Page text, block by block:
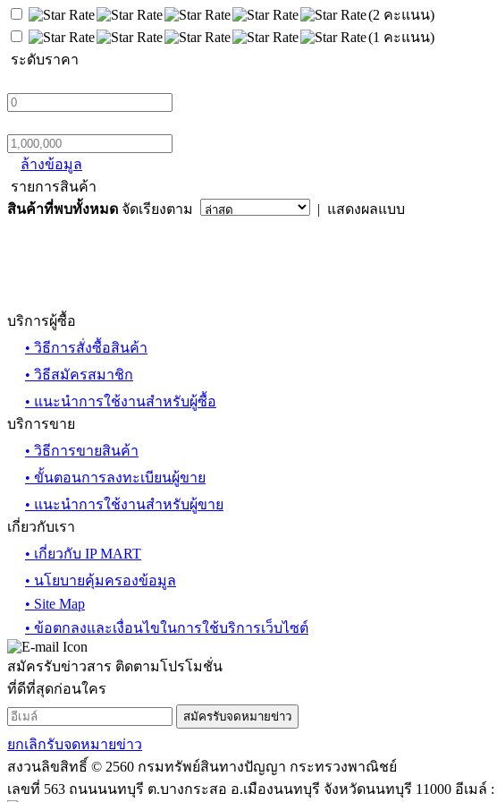
(2 คะแนน)
(1 คะแนน)
ระดับราคา
ล้างข้อมูล
รายการสินค้า
สินค้าที่พบทั้งหมด จัดเรียงตาม | แสดงผลแบบ
บริการผู้ซื้อ
• วิธีการสั่งซื้อสินค้า
• วิธีสมัครสมาชิก
• แนะนำการใช้งานสำหรับผู้ซื้อ
บริการขาย
• วิธีการขายสินค้า
• ขั้นตอนการลงทะเบียนผู้ขาย
• แนะนำการใช้งานสำหรับผู้ขาย
เกี่ยวกับเรา
• เกี่ยวกับ IP MART
• นโยบายคุ้มครองข้อมูล
• Site Map
• ข้อตกลงและเงื่อนไขในการใช้บริการเว็บไซต์
สมัครรับข่าวสาร ติดตามโปรโมชั่น
ที่ดีที่สุดก่อนใคร
สมัครรับจดหมายข่าว
ยกเลิกรับจดหมายข่าว
สงวนลิขสิทธิ์ © 2560 กรมทรัพย์สินทางปัญญา กระทรวงพาณิชย์
เลขที่ 563 ถนนนนทบุรี ต.บางกระสอ อ.เมืองนนทบุรี จังหวัดนนทบุรี 11000 อีเมล์ :